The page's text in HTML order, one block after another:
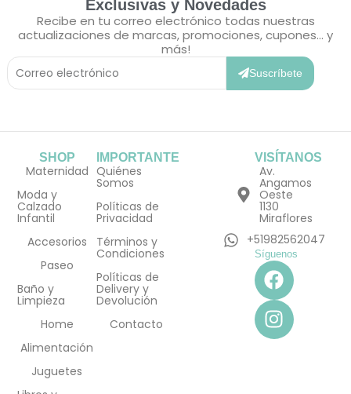
Exclusivas y Novedades
Recibe en tu correo electrónico todas nuestras
actualizaciones de marcas, promociones, cupones... y
más!
Correo
Electrónico
Suscríbete
SHOP
Maternidad
Moda y
Calzado
Infantil
Accesorios
Paseo
Baño y
Limpieza
Home
Alimentación
Juguetes
IMPORTANTE
Quiénes
Somos
Políticas de
Privacidad
Términos y
Condiciones
Políticas de
Delivery y
Devolución
Contacto
VISÍTANOS
Av.
Angamos
Oeste
1130
Miraflores
+51982562047
Síguenos
F
a
c
e
b
I
n
s
t
a